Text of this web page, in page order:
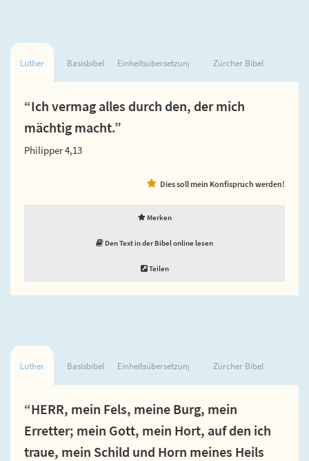
Luther Basisbibel Einheitsübersetzung Zürcher Bibel
“Ich vermag alles durch den, der mich
mächtig macht.”
Philipper 4,13
Dies soll mein Konfispruch werden!
Merken
Den Text in der Bibel online lesen
Teilen
Luther Basisbibel Einheitsübersetzung Zürcher Bibel
“HERR, mein Fels, meine Burg, mein
Erretter; mein Gott, mein Hort, auf den ich
traue, mein Schild und Horn meines Heils